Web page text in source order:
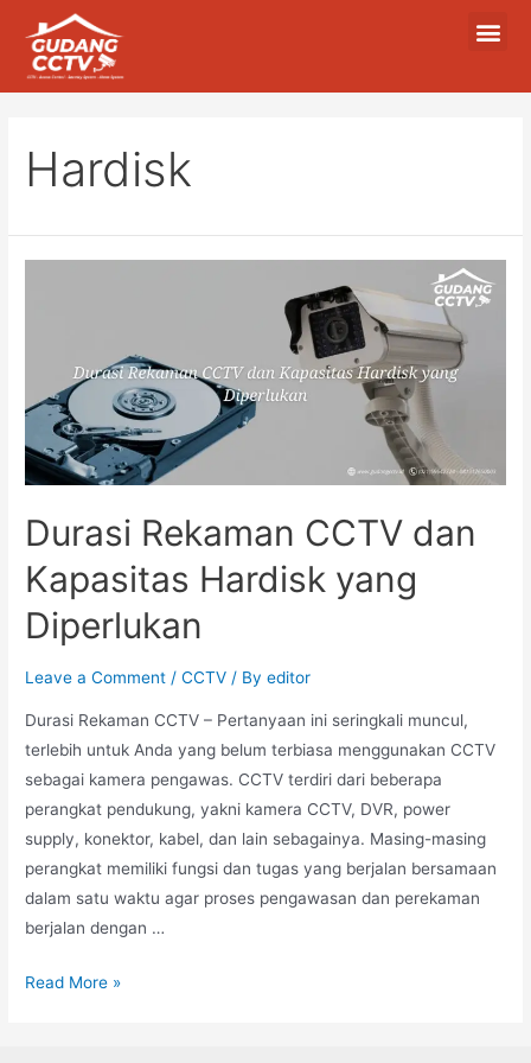
Hardisk
Durasi Rekaman CCTV dan
Kapasitas Hardisk yang
Diperlukan
Leave a Comment /CCTV / Byeditor
Durasi Rekaman CCTV – Pertanyaan ini seringkali muncul,
terlebih untuk Anda yang belum terbiasa menggunakan CCTV
sebagai kamera pengawas. CCTV terdiri dari beberapa
perangkat pendukung, yakni kamera CCTV, DVR, power
supply, konektor, kabel, dan lain sebagainya. Masing-masing
perangkat memiliki fungsi dan tugas yang berjalan bersamaan
dalam satu waktu agar proses pengawasan dan perekaman
berjalan dengan …
Read More »